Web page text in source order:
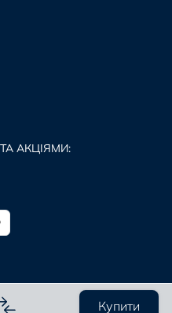
Купити
АКЦІЯМИ: